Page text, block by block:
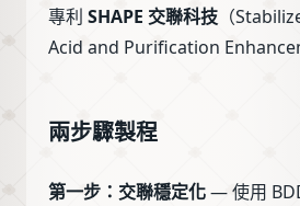
專利 SHAPE 交聯科技 （
Acid and Purification
兩步驟製程
第一步：交聯穩定化— 使用